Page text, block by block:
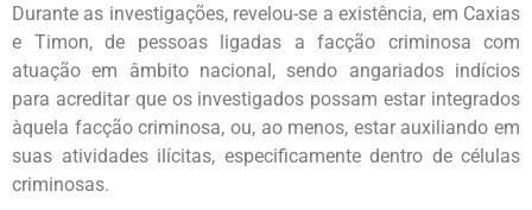
Durante as investigações, revelou-se a existência, em Caxias
e Timon, de pessoas ligadas a facção criminosa com
atuação em âmbito nacional, sendo angariados indícios
para acreditar que os investigados possam estar integrados
àquela facção criminosa, ou, ao menos, estar auxiliando em
suas atividades ilícitas, especificamente dentro de células
criminosas.